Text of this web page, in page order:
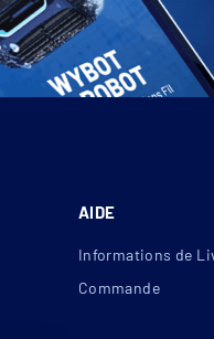
AIDE
Informations de
Commande